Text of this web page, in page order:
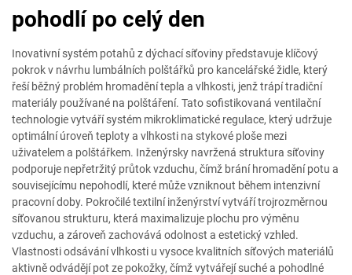
pohodlí po celý den
Inovativní systém potahů z dýchací síťoviny představuje klíčový
pokrok v návrhu lumbálních polštářků pro kancelářské židle, který
řeší běžný problém hromadění tepla a vlhkosti, jenž trápí tradiční
materiály používané na polštáření. Tato sofistikovaná ventilační
technologie vytváří systém mikroklimatické regulace, který udržuje
optimální úroveň teploty a vlhkosti na stykové ploše mezi
uživatelem a polštářkem. Inženýrsky navržená struktura síťoviny
podporuje nepřetržitý průtok vzduchu, čímž brání hromadění potu a
souvisejícímu nepohodlí, které může vzniknout během intenzivní
pracovní doby. Pokročilé textilní inženýrství vytváří trojrozměrnou
síťovanou strukturu, která maximalizuje plochu pro výměnu
vzduchu, a zároveň zachovává odolnost a estetický vzhled.
Vlastnosti odsávání vlhkosti u vysoce kvalitních síťových materiálů
aktivně odvádějí pot ze pokožky, čímž vytvářejí suché a pohodlné